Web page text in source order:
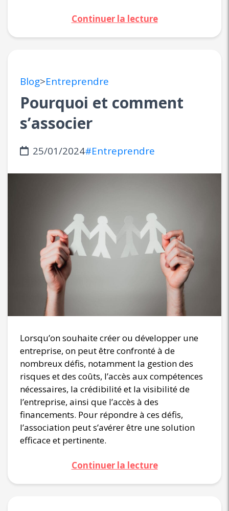
Continuer la lecture
Blog>Entreprendre
Pourquoi et comment
s’associer
25/01/2024#Entreprendre
Lorsqu’on souhaite créer ou développer une
entreprise, on peut être confronté à de
nombreux défis, notamment la gestion des
risques et des coûts, l’accès aux compétences
nécessaires, la crédibilité et la visibilité de
l’entreprise, ainsi que l’accès à des
financements. Pour répondre à ces défis,
l’association peut s’avérer être une solution
efficace et pertinente.
Continuer la lecture